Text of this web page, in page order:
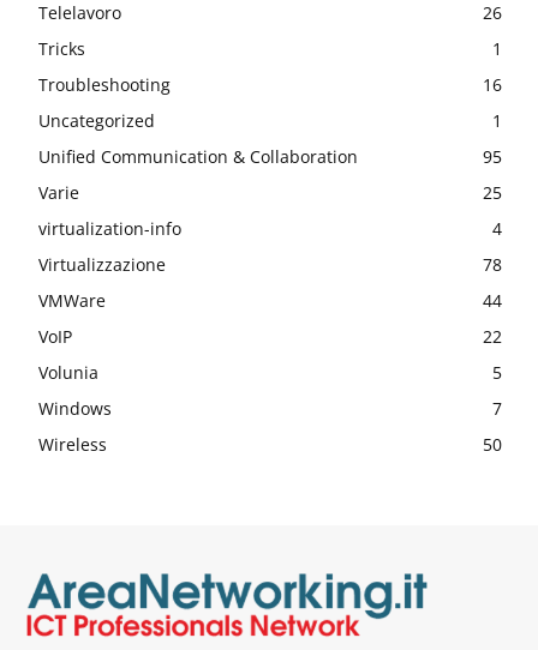
Telelavoro
26
Tricks
1
Troubleshooting
16
Uncategorized
1
Unified Communication & Collaboration
95
Varie
25
virtualization-info
4
Virtualizzazione
78
VMWare
44
VoIP
22
Volunia
5
Windows
7
Wireless
50